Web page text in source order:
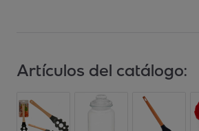
Artículos del catálogo: